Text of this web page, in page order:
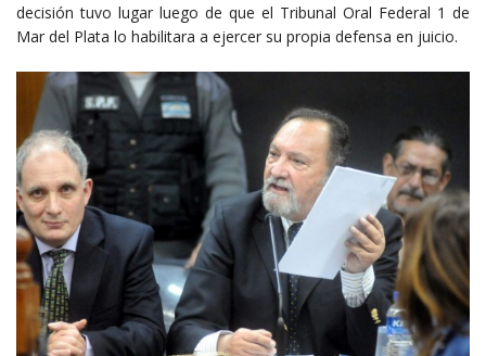
decisión tuvo lugar luego de que el Tribunal Oral Federal 1 de
Mar del Plata lo habilitara a ejercer su propia defensa en juicio.